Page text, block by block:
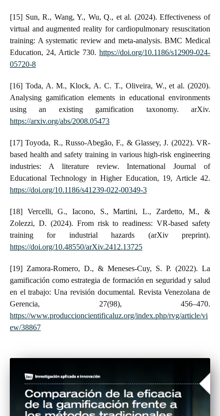
[15] Sun, R., Wang, Y., Wu, Q., et al. (2024). Effectiveness of
virtual and augmented reality for cardiopulmonary resuscitation
training: A systematic review and meta-analysis. BMC Medical
Education, 24, Article 730.https://doi.org/10.1186/s12909-024-
05720-8
[16] Toda, A. M., Klock, A. C. T., Oliveira, W., et al. (2020).
Analysing gamification elements in educational environments
using an existing gamification taxonomy. arXiv.
https://arxiv.org/abs/2008.05473
[17] Toyoda, R., Russo-Abegão, F., & Glassey, J. (2022). VR-
based health and safety training in various high-risk engineering
industries: A literature review. International Journal of
Educational Technology in Higher Education, 19, Article 42.
https://doi.org/10.1186/s41239-022-00349-3
[18] Vercelli, G., Iacono, S., Martini, L., Zardetto, M., &
Zolezzi, D. (2024). From risk to readiness: VR-based safety
training for industrial hazards (arXiv preprint).
https://doi.org/10.48550/arXiv.2412.13725
[19] Zamora-Romero, D., & Meneses-Cuy, S. P. (2022). La
gamificación como estrategia de formación en seguridad y salud
en el trabajo: Una revisión documental. Revista Venezolana de
Gerencia, 27(98), 456–470.
https://www.produccioncientificaluz.org/index.php/rvg/article/vi
ew/38867